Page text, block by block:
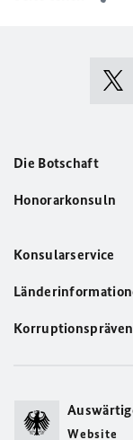
Die Botschaft
Honorarkonsuln
Konsularservice
Website